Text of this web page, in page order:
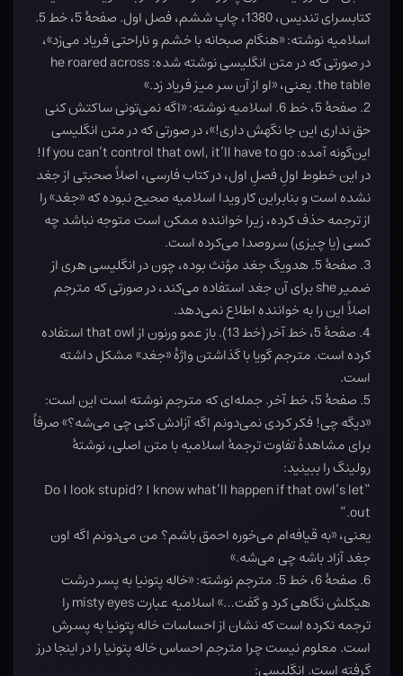
کتابسرای تندیس، 1380، چاپ ششم، فصل اول. صفحۀ 5، خط 5.
اسلامیه نوشته: «هنگام صبحانه با خشم و ناراحتی فریاد می‌زد»،
در صورتی که در متن انگلیسی نوشته شده: he roared across
the table. یعنی، «او از آن سر میز فریاد زد.»
2. صفحۀ 5، خط 6. اسلامیه نوشته: «اگه نمی‌تونی ساکتش کنی
حق نداری این جا نگهش داری!»، در صورتی که در متن انگلیسی
این‌گونه آمده: If you can’t control that owl, it’ll have to go!
در این خطوط اولِ فصلِ اول، در کتاب فارسی، اصلاً صحبتی از جغد
نشده است و بنابراین کار ویدا اسلامیه صحیح نبوده که «جغد» را
از ترجمه حذف کرده، زیرا خواننده ممکن است متوجه نباشد چه
کسی (یا چیزی) سروصدا می‌کرده است.
3. صفحۀ 5. هدویگ جغد مؤنث بوده، چون در انگلیسی هری از
ضمیر she برای آن جغد استفاده می‌کند، در صورتی که مترجم
اصلاً این را به خواننده اطلاع نمی‌دهد.
4. صفحۀ 5، خط آخر (خط 13). باز عمو ورنون از that owl استفاده
کرده است. مترجم گویا با گذاشتن واژۀ «جغد» مشکل داشته
است.
5. صفحۀ 5، خط آخر. جمله‌ای که مترجم نوشته است این است:
«دیگه چی! فکر کردی نمی‌دونم اگه آزادش کنی چی می‌شه؟» صرفاً
برای مشاهدۀ تفاوت ترجمۀ اسلامیه با متن اصلی، نوشتۀ
رولینگ را ببینید:
“Do I look stupid? I know what’ll happen if that owl’s let
out.”
یعنی، «به قیافه‌ام می‌خوره احمق باشم؟ من می‌دونم اگه اون
جغد آزاد باشه چی می‌شه.»
6. صفحۀ 6، خط 5. مترجم نوشته: «خاله پتونیا به پسر درشت
هیکلش نگاهی کرد و گفت…» اسلامیه عبارت misty eyes را
ترجمه نکرده است که نشان از احساسات خاله پتونیا به پسرش
است. معلوم نیست چرا مترجم احساس خاله پتونیا را در اینجا درز
گرفته است. انگلیسی: